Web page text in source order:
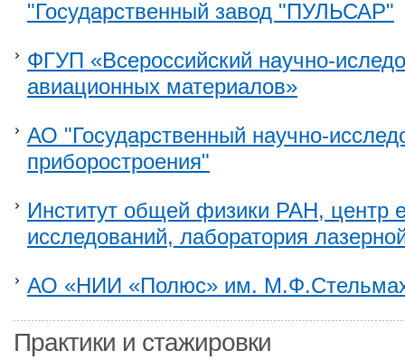
"Государственный завод "ПУЛЬСАР"
ФГУП «Всероссийский научно-
авиационных материалов»
АО "Государственный научно-
приборостроения"
Институт общей физики РАН, центр
исследований, лаборатория
АО «НИИ «Полюс» им.
Практики и стажировки